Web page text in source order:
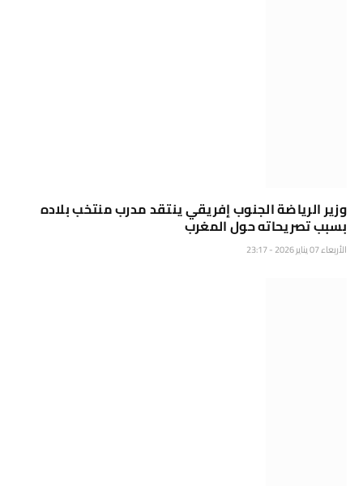
وزير الرياضة الجنوب إفريقي ينتقد مدرب منتخب بلاده
بسبب تصريحاته حول المغرب
الأربعاء 07 يناير 2026 - 23:17